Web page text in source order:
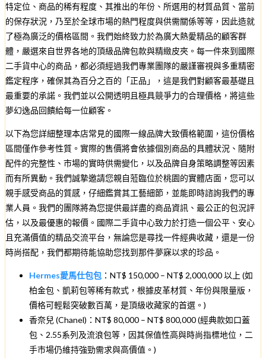
特定位、商品的稀有程度、其推出的年份、所選用的材質品質、當前
的保存狀況，乃至於全球市場的熱門程度與供需關係等等，因此造就
了極為廣泛的價格區間。我們始終致力於為廣大熱愛精品的顧客群
體，嚴選來自世界各地的頂級品牌包款與精緻皮夾。每一件來到國際
二手貨中心的商品，都必須經過我們專業團隊的嚴謹審視與多重精密
鑑定程序，確保其為百分之百的「正品」，這是我們對顧客最基礎且
最重要的承諾。我們並以公開透明且極具競爭力的合理價格，將這些
夢幻逸品回饋給每一位顧客。
以下為您詳細整理本店常見的國際一線品牌大致價格範圍，這份價格
區間僅作參考性質。實際的售價將會依據個別商品的具體狀況、隨附
配件的完整性、市場的實時供需變化，以及品牌自身策略調整等因素
而有所異動。我們誠摯邀請您親自蒞臨位於桃園的實體店面，您可以
親手感受商品的質感，仔細鑑賞其工藝細節，並能即時諮詢我們的專
業人員。我們的團隊將為您提供最詳盡的商品資訊、最公正的包況評
估，以及最優惠的報價。國際二手貨中心致力於打造一個公平、安心
且充滿價值的精品交流平台，無論您是尋找一件經典收藏，還是一份
時尚搭配，我們都期待能協助您找到那件夢寐以求的珍品。
Hermes愛馬仕包包 ：NT$ 150,000 – NT$ 2,000,000 以上 (如
柏金包、凱莉包等稀有款式，根據皮革材質、年份與限量版，
價格可輕鬆突破數百萬，是頂級收藏家的首選。)
香奈兒 (Chanel)：NT$ 80,000 – NT$ 800,000 (經典款如口蓋
包、2.55系列及流浪包等，因其保值性高與時尚指標地位，二
手市場仍維持強勁需求與高價值。)